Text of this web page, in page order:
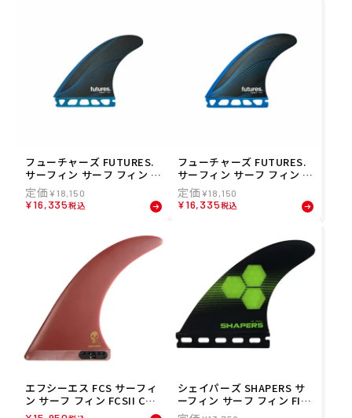
フューチャーズ FUTURES.
サーフィン サーフ フィン L
EGACY R8 3FIN 01005131R
HR81¥18,150
¥16,335税込
フューチャーズ FUTURES.
サーフィン サーフ フィン L
EGACY R6 3FIN 01005131R
HR61¥18,150
¥16,335税込
エフシーエス FCS サーフィ
ン サーフ フィン FCSII CHR
ISTENSON PG BLOOD RED
シェイパーズ SHAPERS サ
ーフィン サーフ フィン FIN
S AM CORE LITE 3FIN S 22